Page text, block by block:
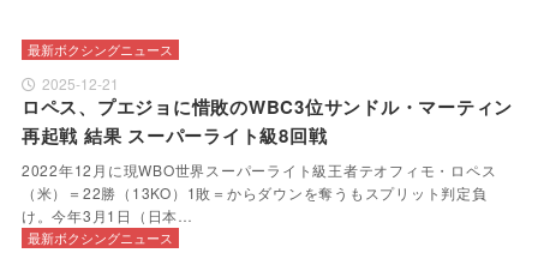
最新ボクシングニュース
2025-12-21
ロペス、プエジョに惜敗のWBC3位サンドル・マーティン
再起戦 結果 スーパーライト級8回戦
2022年12月に現WBO世界スーパーライト級王者テオフィモ・ロペス
（米）＝22勝（13KO）1敗＝からダウンを奪うもスプリット判定負
け。今年3月1日（日本…
最新ボクシングニュース